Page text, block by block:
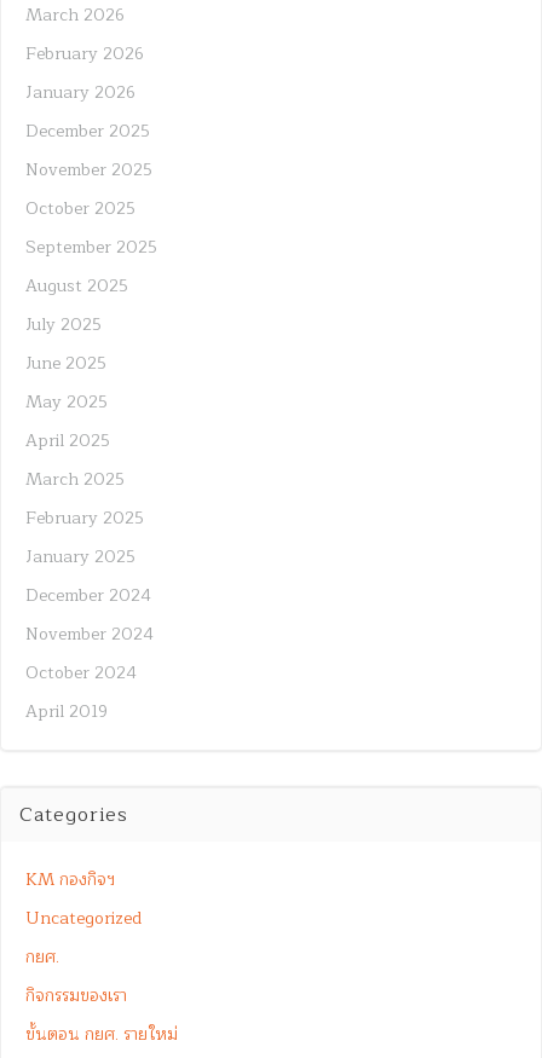
March 2026
February 2026
January 2026
December 2025
November 2025
October 2025
September 2025
August 2025
July 2025
June 2025
May 2025
April 2025
March 2025
February 2025
January 2025
December 2024
November 2024
October 2024
April 2019
Categories
KM กองกิจฯ
Uncategorized
กยศ.
กิจกรรมของเรา
ขั้นตอน กยศ. รายใหม่